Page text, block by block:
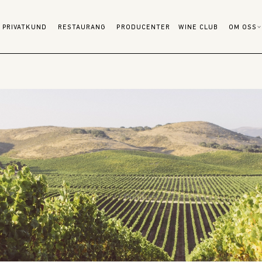
PRIVATKUND RESTAURANG PRODUCENTER WINE CLUB OM OSS